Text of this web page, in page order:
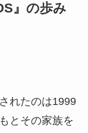
』の歩み
れたのは1999
とその家族を